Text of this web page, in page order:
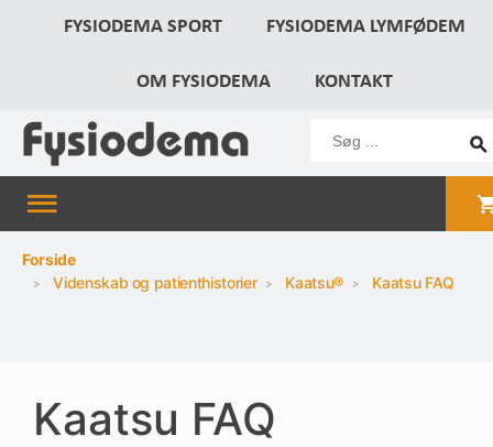
FYSIODEMA SPORT FYSIODEMA LYMFØDEM
OM FYSIODEMA KONTAKT
Forside
Videnskab og patienthistorier
Kaatsu® Kaatsu FAQ
Kaatsu FAQ